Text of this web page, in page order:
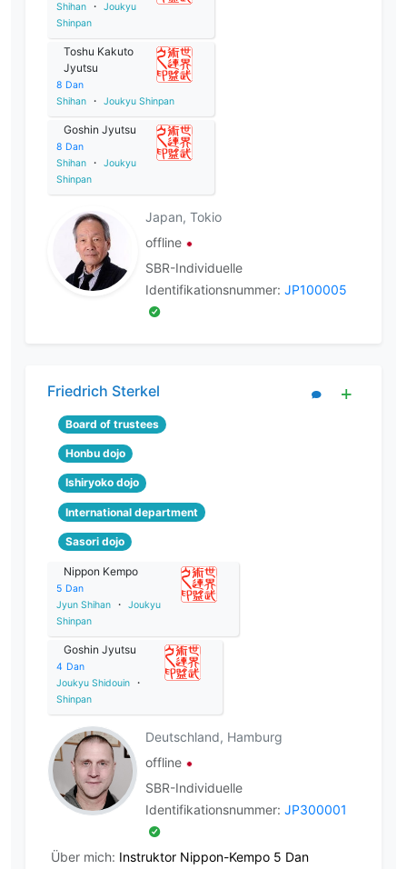
Shihan
・
Joukyu
Shinpan
Toshu Kakuto
Jyutsu
8 Dan
Shihan
・ Joukyu Shinpan
Goshin Jyutsu
8 Dan
Shihan
・
Joukyu
Shinpan
Japan, Tokio
offline
SBR-Individuelle
Identifikationsnummer: JP100005
Friedrich Sterkel
Board of trustees
Honbu dojo
Ishiryoko dojo
International department
Sasori dojo
Nippon Kempo
5 Dan
Jyun Shihan
・
Joukyu
Shinpan
Goshin Jyutsu
4 Dan
Joukyu Shidouin
・
Shinpan
Deutschland, Hamburg
offline
SBR-Individuelle
Identifikationsnummer: JP300001
Über mich: Instruktor Nippon-Kempo 5 Dan